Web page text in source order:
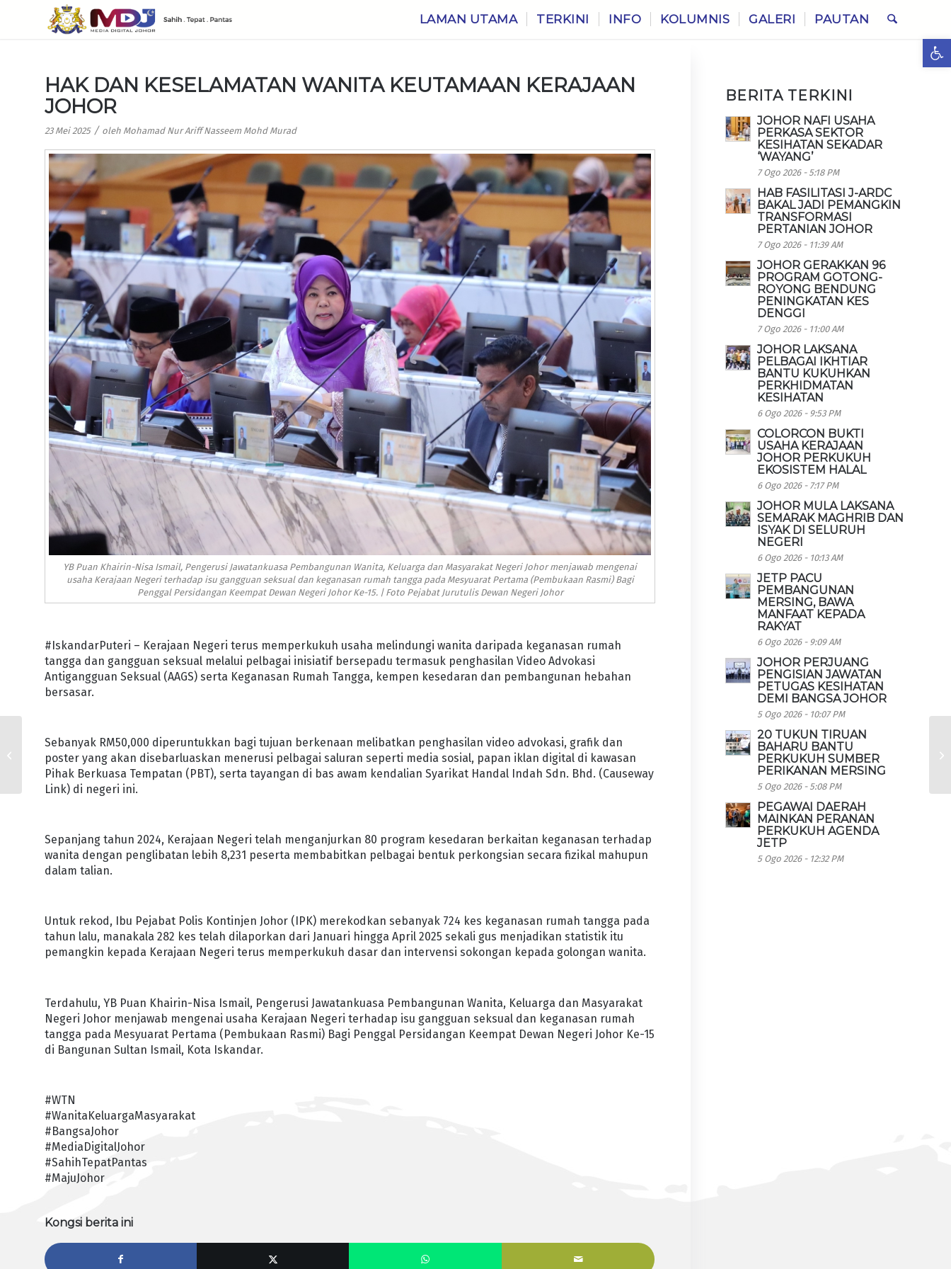
LAMAN UTAMA TERKINI INFO KOLUMNIS GALERI PAUTAN
HAK DAN KESELAMATAN WANITA KEUTAMAAN KERAJAAN
JOHOR
23 Mei 2025 / oleh Mohamad Nur Ariff Nasseem Mohd Murad
YB Puan Khairin-Nisa Ismail, Pengerusi Jawatankuasa Pembangunan Wanita, Keluarga dan Masyarakat Negeri Johor menjawab mengenai
usaha Kerajaan Negeri terhadap isu gangguan seksual dan keganasan rumah tangga pada Mesyuarat Pertama (Pembukaan Rasmi) Bagi
Penggal Persidangan Keempat Dewan Negeri Johor Ke-15. | Foto Pejabat Jurutulis Dewan Negeri Johor
#IskandarPuteri – Kerajaan Negeri terus memperkukuh usaha melindungi wanita daripada keganasan rumah
tangga dan gangguan seksual melalui pelbagai inisiatif bersepadu termasuk penghasilan Video Advokasi
Antigangguan Seksual (AAGS) serta Keganasan Rumah Tangga, kempen kesedaran dan pembangunan hebahan
bersasar.
Sebanyak RM50,000 diperuntukkan bagi tujuan berkenaan melibatkan penghasilan video advokasi, grafik dan
poster yang akan disebarluaskan menerusi pelbagai saluran seperti media sosial, papan iklan digital di kawasan
Pihak Berkuasa Tempatan (PBT), serta tayangan di bas awam kendalian Syarikat Handal Indah Sdn. Bhd. (Causeway
Link) di negeri ini.
Sepanjang tahun 2024, Kerajaan Negeri telah menganjurkan 80 program kesedaran berkaitan keganasan terhadap
wanita dengan penglibatan lebih 8,231 peserta membabitkan pelbagai bentuk perkongsian secara fizikal mahupun
dalam talian.
Untuk rekod, Ibu Pejabat Polis Kontinjen Johor (IPK) merekodkan sebanyak 724 kes keganasan rumah tangga pada
tahun lalu, manakala 282 kes telah dilaporkan dari Januari hingga April 2025 sekali gus menjadikan statistik itu
pemangkin kepada Kerajaan Negeri terus memperkukuh dasar dan intervensi sokongan kepada golongan wanita.
Terdahulu, YB Puan Khairin-Nisa Ismail, Pengerusi Jawatankuasa Pembangunan Wanita, Keluarga dan Masyarakat
Negeri Johor menjawab mengenai usaha Kerajaan Negeri terhadap isu gangguan seksual dan keganasan rumah
tangga pada Mesyuarat Pertama (Pembukaan Rasmi) Bagi Penggal Persidangan Keempat Dewan Negeri Johor Ke-15
di Bangunan Sultan Ismail, Kota Iskandar.
#WTN
#WanitaKeluargaMasyarakat
#BangsaJohor
#MediaDigitalJohor
#SahihTepatPantas
#MajuJohor
Kongsi berita ini
BERITA TERKINI
JOHOR NAFI USAHA
PERKASA SEKTOR
KESIHATAN SEKADAR
‘WAYANG’
7 Ogo 2026 - 5:18 PM
HAB FASILITASI J-ARDC
BAKAL JADI PEMANGKIN
TRANSFORMASI
PERTANIAN JOHOR
7 Ogo 2026 - 11:39 AM
JOHOR GERAKKAN 96
PROGRAM GOTONG-
ROYONG BENDUNG
PENINGKATAN KES
DENGGI
7 Ogo 2026 - 11:00 AM
JOHOR LAKSANA
PELBAGAI IKHTIAR
BANTU KUKUHKAN
PERKHIDMATAN
KESIHATAN
6 Ogo 2026 - 9:53 PM
COLORCON BUKTI
USAHA KERAJAAN
JOHOR PERKUKUH
EKOSISTEM HALAL
6 Ogo 2026 - 7:17 PM
JOHOR MULA LAKSANA
SEMARAK MAGHRIB DAN
ISYAK DI SELURUH
NEGERI
6 Ogo 2026 - 10:13 AM
JETP PACU
PEMBANGUNAN
MERSING, BAWA
MANFAAT KEPADA
RAKYAT
6 Ogo 2026 - 9:09 AM
JOHOR PERJUANG
PENGISIAN JAWATAN
PETUGAS KESIHATAN
DEMI BANGSA JOHOR
5 Ogo 2026 - 10:07 PM
20 TUKUN TIRUAN
BAHARU BANTU
PERKUKUH SUMBER
PERIKANAN MERSING
5 Ogo 2026 - 5:08 PM
PEGAWAI DAERAH
MAINKAN PERANAN
PERKUKUH AGENDA
JETP
5 Ogo 2026 - 12:32 PM
86 PERATUS MASJID,
SURAU JOHOR
DILENGKAPI WIFI